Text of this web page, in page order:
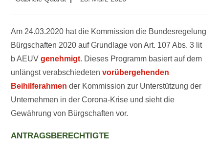
Am 24.03.2020 hat die Kommission die Bundesregelung
Bürgschaften 2020 auf Grundlage von Art. 107 Abs. 3 lit
b AEUVgenehmigt. Dieses Programm basiert auf dem
unlängst verabschiedetenvorübergehenden
Beihilferahmen der Kommission zur Unterstützung der
Unternehmen in der Corona-Krise und sieht die
Gewährung von Bürgschaften vor.
ANTRAGSBERECHTIGTE